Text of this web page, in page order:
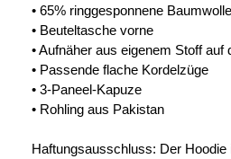
• 65% ringgesponnene
• Beuteltasche vorne
• Aufnäher aus eigenem Stoff auf
• Passende flache Kordelzüge
• 3-Paneel-Kapuze
• Rohling aus Pakistan
Haftungsausschluss: Der Hoodie